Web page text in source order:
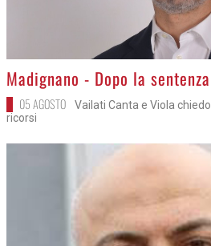
>Madignano - Dopo la
05 AGOSTO
Vailati Canta e Viola
ricorsi